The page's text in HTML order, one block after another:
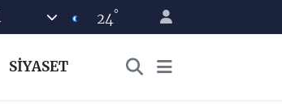
24°
SİYASET